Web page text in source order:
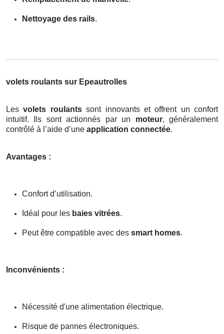
Nettoyage des rails.
volets roulants sur Epeautrolles
Lesvolets roulantssont innovants et offrent un confort
intuitif. Ils sont actionnés par un moteur, généralement
contrôlé à l’aide d’une application connectée.
Avantages :
Confort d’utilisation.
Idéal pour les baies vitrées.
Peut être compatible avec des smart homes.
Inconvénients :
Nécessité d'une alimentation électrique.
Risque de pannes électroniques.